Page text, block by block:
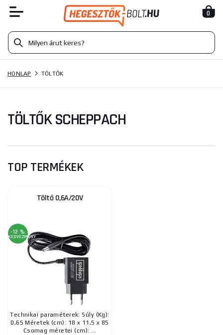
0
HONLAP TÖLTŐK
TÖLTŐK SCHEPPACH
TOP TERMÉKEK
Töltő 0,6A/20V
-12 %
KEDVEZMÉNY
Technikai paraméterek: Súly (Kg):
0,65 Méretek (cm): 18 x 11,5 x 85
Csomag méretei (cm): ...